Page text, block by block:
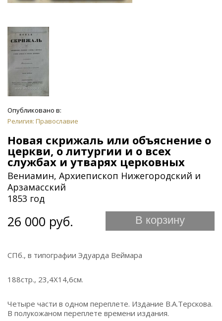
Опубликовано в:
Религия: Православие
Новая скрижаль или объяснение о
церкви, о литургии и о всех
службах и утварях церковных
Вениамин, Архиепископ Нижегородский и
Арзамасский
1853 год
26 000 руб. В корзину
СПб., в типографии Эдуарда Веймара
188стр., 23,4Х14,6см.
Четыре части в одном переплете. Издание В.А.Терскова.
В полукожаном переплете времени издания.